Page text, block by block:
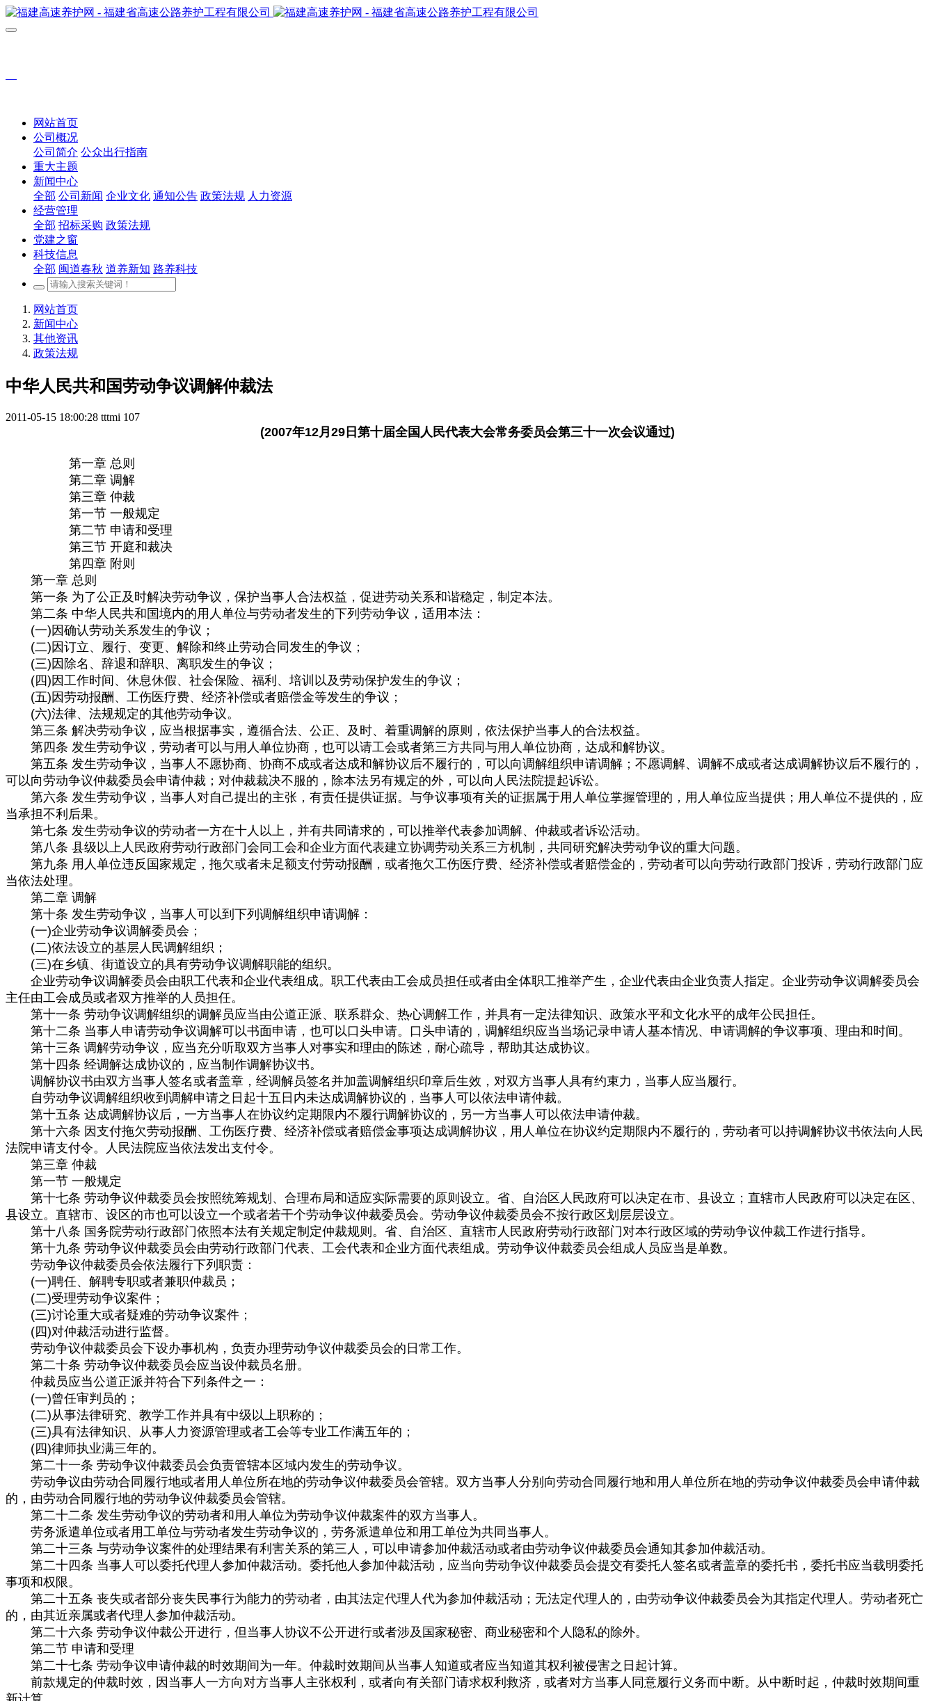
网站首页
公司概况
公司简介 公众出行指南
重大主题
新闻中心
全部 公司新闻 企业文化 通知公告 政策法规 人力资源
经营管理
全部 招标采购 政策法规
党建之窗
科技信息
全部 闽道春秋 道养新知 路养科技
网站首页
新闻中心
其他资讯
政策法规
中华人民共和国劳动争议调解仲裁法
2011-05-15 18:00:28 tttmi 107
(2007年12月29日第十届全国人民代表大会常务委员会第三十一次会议通过)
第一章 总则
第二章 调解
第三章 仲裁
第一节 一般规定
第二节 申请和受理
第三节 开庭和裁决
第四章 附则
第一章 总则
第一条 为了公正及时解决劳动争议，保护当事人合法权益，促进劳动关系和谐稳定，制定本法。
第二条 中华人民共和国境内的用人单位与劳动者发生的下列劳动争议，适用本法：
(一)因确认劳动关系发生的争议；
(二)因订立、履行、变更、解除和终止劳动合同发生的争议；
(三)因除名、辞退和辞职、离职发生的争议；
(四)因工作时间、休息休假、社会保险、福利、培训以及劳动保护发生的争议；
(五)因劳动报酬、工伤医疗费、经济补偿或者赔偿金等发生的争议；
(六)法律、法规规定的其他劳动争议。
第三条 解决劳动争议，应当根据事实，遵循合法、公正、及时、着重调解的原则，依法保护当事人的合法权益。
第四条 发生劳动争议，劳动者可以与用人单位协商，也可以请工会或者第三方共同与用人单位协商，达成和解协议。
第五条 发生劳动争议，当事人不愿协商、协商不成或者达成和解协议后不履行的，可以向调解组织申请调解；不愿调解、调解不成或者达成调解协议后不履行的，
可以向劳动争议仲裁委员会申请仲裁；对仲裁裁决不服的，除本法另有规定的外，可以向人民法院提起诉讼。
第六条 发生劳动争议，当事人对自己提出的主张，有责任提供证据。与争议事项有关的证据属于用人单位掌握管理的，用人单位应当提供；用人单位不提供的，应
当承担不利后果。
第七条 发生劳动争议的劳动者一方在十人以上，并有共同请求的，可以推举代表参加调解、仲裁或者诉讼活动。
第八条 县级以上人民政府劳动行政部门会同工会和企业方面代表建立协调劳动关系三方机制，共同研究解决劳动争议的重大问题。
第九条 用人单位违反国家规定，拖欠或者未足额支付劳动报酬，或者拖欠工伤医疗费、经济补偿或者赔偿金的，劳动者可以向劳动行政部门投诉，劳动行政部门应
当依法处理。
第二章 调解
第十条 发生劳动争议，当事人可以到下列调解组织申请调解：
(一)企业劳动争议调解委员会；
(二)依法设立的基层人民调解组织；
(三)在乡镇、街道设立的具有劳动争议调解职能的组织。
企业劳动争议调解委员会由职工代表和企业代表组成。职工代表由工会成员担任或者由全体职工推举产生，企业代表由企业负责人指定。企业劳动争议调解委员会
主任由工会成员或者双方推举的人员担任。
第十一条 劳动争议调解组织的调解员应当由公道正派、联系群众、热心调解工作，并具有一定法律知识、政策水平和文化水平的成年公民担任。
第十二条 当事人申请劳动争议调解可以书面申请，也可以口头申请。口头申请的，调解组织应当当场记录申请人基本情况、申请调解的争议事项、理由和时间。
第十三条 调解劳动争议，应当充分听取双方当事人对事实和理由的陈述，耐心疏导，帮助其达成协议。
第十四条 经调解达成协议的，应当制作调解协议书。
调解协议书由双方当事人签名或者盖章，经调解员签名并加盖调解组织印章后生效，对双方当事人具有约束力，当事人应当履行。
自劳动争议调解组织收到调解申请之日起十五日内未达成调解协议的，当事人可以依法申请仲裁。
第十五条 达成调解协议后，一方当事人在协议约定期限内不履行调解协议的，另一方当事人可以依法申请仲裁。
第十六条 因支付拖欠劳动报酬、工伤医疗费、经济补偿或者赔偿金事项达成调解协议，用人单位在协议约定期限内不履行的，劳动者可以持调解协议书依法向人民
法院申请支付令。人民法院应当依法发出支付令。
第三章 仲裁
第一节 一般规定
第十七条 劳动争议仲裁委员会按照统筹规划、合理布局和适应实际需要的原则设立。省、自治区人民政府可以决定在市、县设立；直辖市人民政府可以决定在区、
县设立。直辖市、设区的市也可以设立一个或者若干个劳动争议仲裁委员会。劳动争议仲裁委员会不按行政区划层层设立。
第十八条 国务院劳动行政部门依照本法有关规定制定仲裁规则。省、自治区、直辖市人民政府劳动行政部门对本行政区域的劳动争议仲裁工作进行指导。
第十九条 劳动争议仲裁委员会由劳动行政部门代表、工会代表和企业方面代表组成。劳动争议仲裁委员会组成人员应当是单数。
劳动争议仲裁委员会依法履行下列职责：
(一)聘任、解聘专职或者兼职仲裁员；
(二)受理劳动争议案件；
(三)讨论重大或者疑难的劳动争议案件；
(四)对仲裁活动进行监督。
劳动争议仲裁委员会下设办事机构，负责办理劳动争议仲裁委员会的日常工作。
第二十条 劳动争议仲裁委员会应当设仲裁员名册。
仲裁员应当公道正派并符合下列条件之一：
(一)曾任审判员的；
(二)从事法律研究、教学工作并具有中级以上职称的；
(三)具有法律知识、从事人力资源管理或者工会等专业工作满五年的；
(四)律师执业满三年的。
第二十一条 劳动争议仲裁委员会负责管辖本区域内发生的劳动争议。
劳动争议由劳动合同履行地或者用人单位所在地的劳动争议仲裁委员会管辖。双方当事人分别向劳动合同履行地和用人单位所在地的劳动争议仲裁委员会申请仲裁
的，由劳动合同履行地的劳动争议仲裁委员会管辖。
第二十二条 发生劳动争议的劳动者和用人单位为劳动争议仲裁案件的双方当事人。
劳务派遣单位或者用工单位与劳动者发生劳动争议的，劳务派遣单位和用工单位为共同当事人。
第二十三条 与劳动争议案件的处理结果有利害关系的第三人，可以申请参加仲裁活动或者由劳动争议仲裁委员会通知其参加仲裁活动。
第二十四条 当事人可以委托代理人参加仲裁活动。委托他人参加仲裁活动，应当向劳动争议仲裁委员会提交有委托人签名或者盖章的委托书，委托书应当载明委托
事项和权限。
第二十五条 丧失或者部分丧失民事行为能力的劳动者，由其法定代理人代为参加仲裁活动；无法定代理人的，由劳动争议仲裁委员会为其指定代理人。劳动者死亡
的，由其近亲属或者代理人参加仲裁活动。
第二十六条 劳动争议仲裁公开进行，但当事人协议不公开进行或者涉及国家秘密、商业秘密和个人隐私的除外。
第二节 申请和受理
第二十七条 劳动争议申请仲裁的时效期间为一年。仲裁时效期间从当事人知道或者应当知道其权利被侵害之日起计算。
前款规定的仲裁时效，因当事人一方向对方当事人主张权利，或者向有关部门请求权利救济，或者对方当事人同意履行义务而中断。从中断时起，仲裁时效期间重